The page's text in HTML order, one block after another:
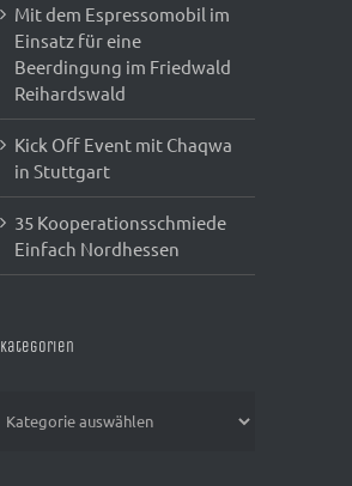
Mit dem Espressomobil im
Einsatz für eine
Beerdingung im Friedwald
Reihardswald
Kick Off Event mit Chaqwa
in Stuttgart
35 Kooperationsschmiede
Einfach Nordhessen
Kategorien